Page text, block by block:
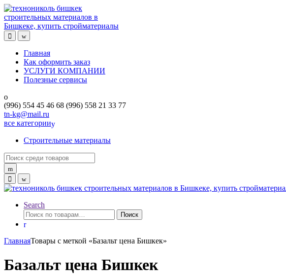
Skip
to
navigation
Skip
to
content
Главная
Как оформить заказ
УСЛУГИ КОМПАНИИ
Полезные сервисы
(996) 554 45 46 68 (996) 558 21 33 77
tn-kg@mail.ru
все категории
Строительные материалы
Search
for:
Search
Искать:
Поиск
ГлавнаяТовары с меткой «Базальт цена Бишкек»
Базальт цена Бишкек